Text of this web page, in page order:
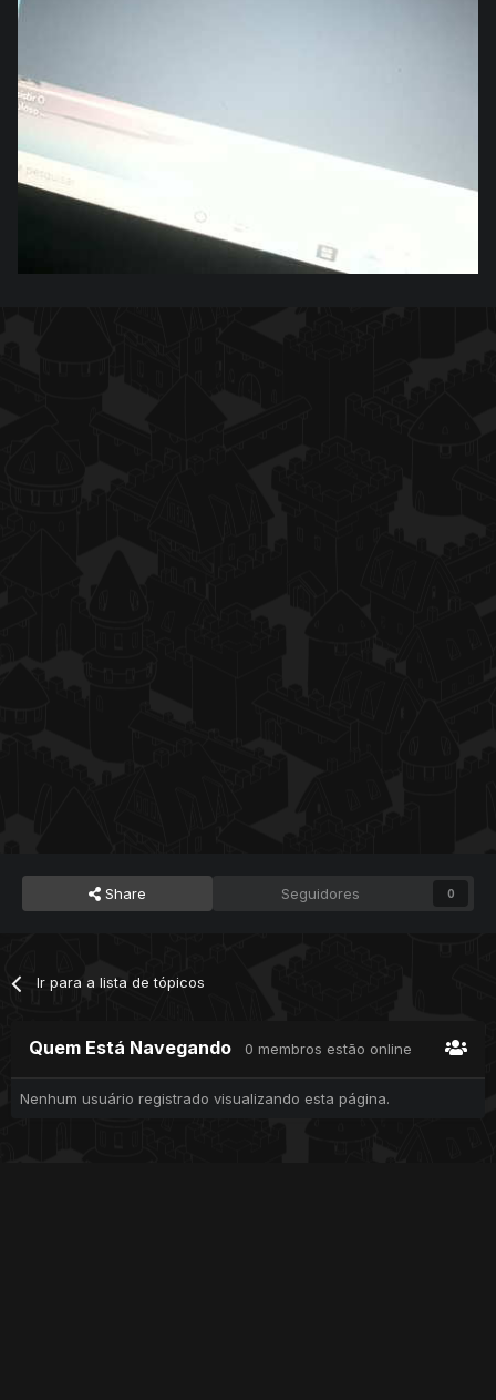
Share Seguidores 0
Ir para a lista de tópicos
Quem Está Navegando 0 membros estão online
Nenhum usuário registrado visualizando esta página.